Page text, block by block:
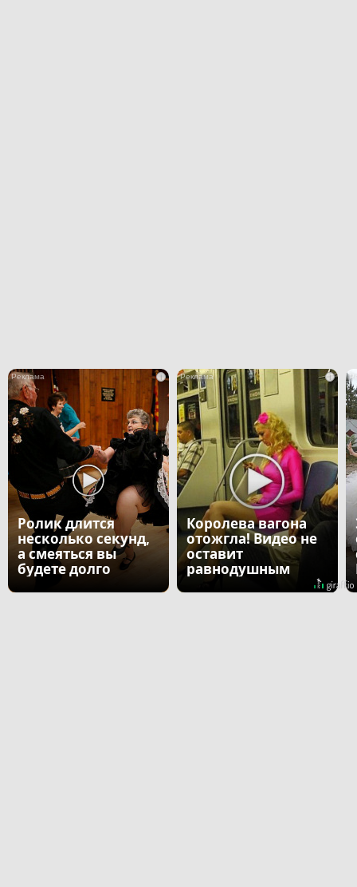
i
Ролик длится
несколько секунд,
а смеяться вы
будете долго
i
Королева вагона
отожгла! Видео не
оставит
равнодушным